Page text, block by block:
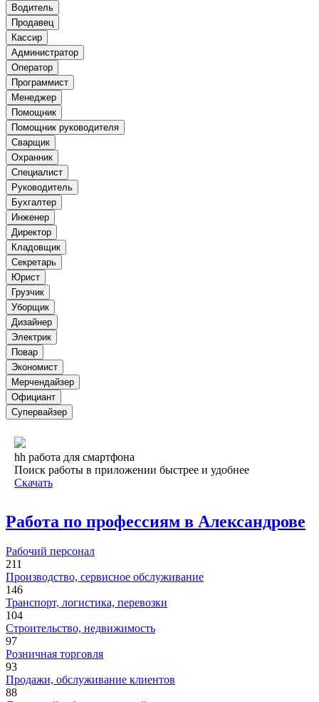
Водитель
Продавец
Кассир
Администратор
Оператор
Программист
Менеджер
Помощник
Помощник руководителя
Сварщик
Охранник
Специалист
Руководитель
Бухгалтер
Инженер
Директор
Кладовщик
Секретарь
Юрист
Грузчик
Уборщик
Дизайнер
Электрик
Повар
Экономист
Мерчендайзер
Официант
Супервайзер
hh работа для смартфона
Поиск работы в приложении быстрее и удобнее
Скачать
Работа по профессиям в Александрове
Рабочий персонал
211
Производство, сервисное обслуживание
146
Транспорт, логистика, перевозки
104
Строительство, недвижимость
97
Розничная торговля
93
Продажи, обслуживание клиентов
88